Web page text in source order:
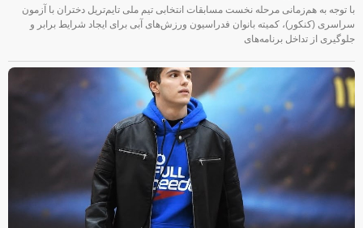
با توجه به هم‌زمانی مرحله نخست مسابقات انتخابی تیم ملی تایم‌تریل دختران با آزمون
سراسری (کنکور)، کمیته بانوان فدراسیون ورزش‌های آبی برای ایجاد شرایط برابر و
جلوگیری از تداخل برنامه‌های